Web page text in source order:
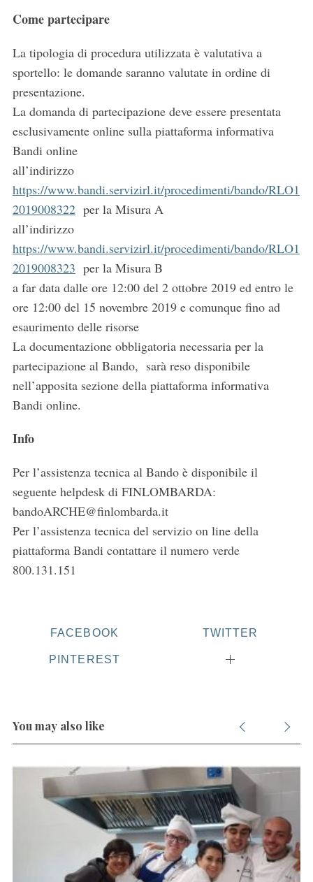
Come partecipare
La tipologia di procedura utilizzata è valutativa a
sportello: le domande saranno valutate in ordine di
presentazione.
La domanda di partecipazione deve essere presentata
esclusivamente online sulla piattaforma informativa
Bandi online
all’indirizzo
https://www.bandi.servizirl.it/procedimenti/bando/RLO1
2019008322per la Misura A
all’indirizzo
https://www.bandi.servizirl.it/procedimenti/bando/RLO1
2019008323 per la Misura B
a far data dalle ore 12:00 del 2 ottobre 2019 ed entro le
ore 12:00 del 15 novembre 2019 e comunque fino ad
esaurimento delle risorse
La documentazione obbligatoria necessaria per la
partecipazione al Bando, sarà reso disponibile
nell’apposita sezione della piattaforma informativa
Bandi online.
Info
Per l’assistenza tecnica al Bando è disponibile il
seguente helpdesk di FINLOMBARDA:
bandoARCHE@finlombarda.it
Per l’assistenza tecnica del servizio on line della
piattaforma Bandi contattare il numero verde
800.131.151
FACEBOOK TWITTER
PINTEREST
You may also like